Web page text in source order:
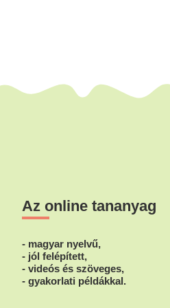
Az online tananyag
- magyar nyelvű,
- jól felépített,
- videós és szöveges,
- gyakorlati példákkal.